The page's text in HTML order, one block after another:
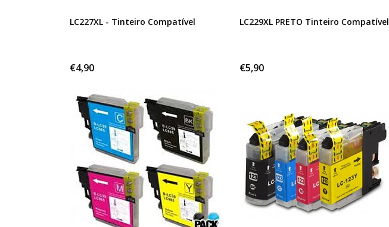
LC227XL - Tinteiro Compatível
€4,90
LC229XL PRETO Tinteiro Compatível
€5,90